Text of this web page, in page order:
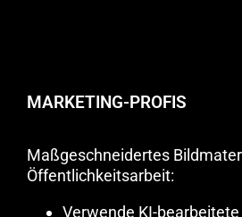
MARKETING-PROFIS
Maßgeschneidertes
Öffentlichkeitsarbeit:
Verwende KI-